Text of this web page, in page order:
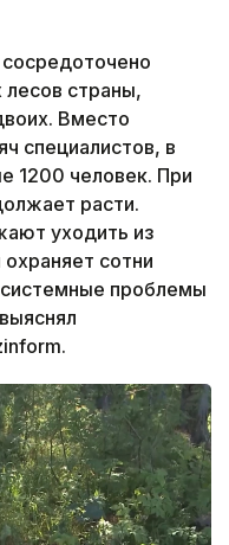
лесов страны,
Вместо
специалистов, в
1200 человек. При
расти.
уходить из
сотни
системные проблемы